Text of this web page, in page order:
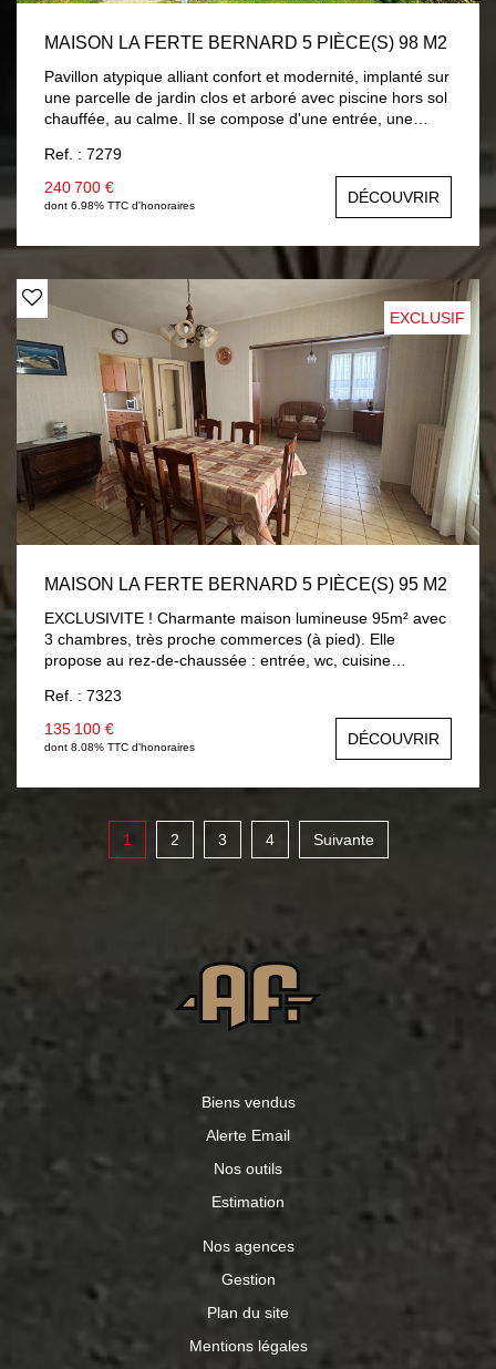
MAISON LA FERTE BERNARD 5 PIÈCE(S) 98 M2
Pavillon atypique alliant confort et modernité, implanté sur
une parcelle de jardin clos et arboré avec piscine hors sol
chauffée, au calme. Il se compose d'une entrée, une
vous accédez sur une terrasse surplombant le jardin avec
vue sur campagne, dégagement distribuant : chambre ,
salle d'eau, wc avec lave-mains. Une mezzanine accueille
un salon cosy, chambre mansardée , salle de bains et wc.
En rez-de-jardin : pièce à usage de chambre ou salon
d'été avec placards, un bureau et lingerie. En côté :
garage . Chauffage par plancher chauffant électrique et
climatisation réversible. Volets roulants solaires. A
découvrir...
Ref. : 7279
240 700 €
dont 6.98% TTC d'honoraires DÉCOUVRIR
EXCLUSIF
MAISON LA FERTE BERNARD 5 PIÈCE(S) 95 M2
EXCLUSIVITE ! Charmante maison lumineuse 95m² avec
3 chambres, très proche commerces (à pied). Elle
propose au rez-de-chaussée : entrée, wc, cuisine
ouvrant sur véranda chauffée 8.30m² avec vue et accès
sur jardin, salle d'eau 5.60m². A l'étage : trois chambres
av/parquet (9m² à 13.60m²), salle de bains 3.40m² av/wc.
Sous-sol total (garage 23m²). Beau jardin 560m² avec
dépendances et accès véhicules sur terrain. Chauffage
Ref. : 7323
135 100 €
dont 8.08% TTC d'honoraires DÉCOUVRIR
1 2 3 4 Suivante
Biens vendus
Alerte Email
Nos outils
Estimation
Nos agences
Gestion
Plan du site
Mentions légales